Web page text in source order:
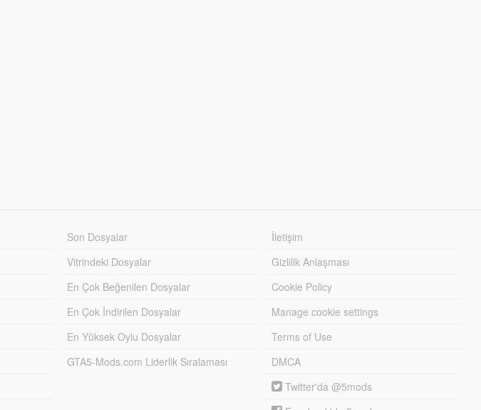
Son Dosyalar
Vitrindeki Dosyalar
En Çok Beğenilen Dosyalar
En Çok İndirilen Dosyalar
En Yüksek Oylu Dosyalar
GTA5-Mods.com Liderlik Sıralaması
İletişim
Gizlilik Anlaşması
Cookie Policy
Manage cookie settings
Terms of Use
DMCA
Twitter'da @5mods